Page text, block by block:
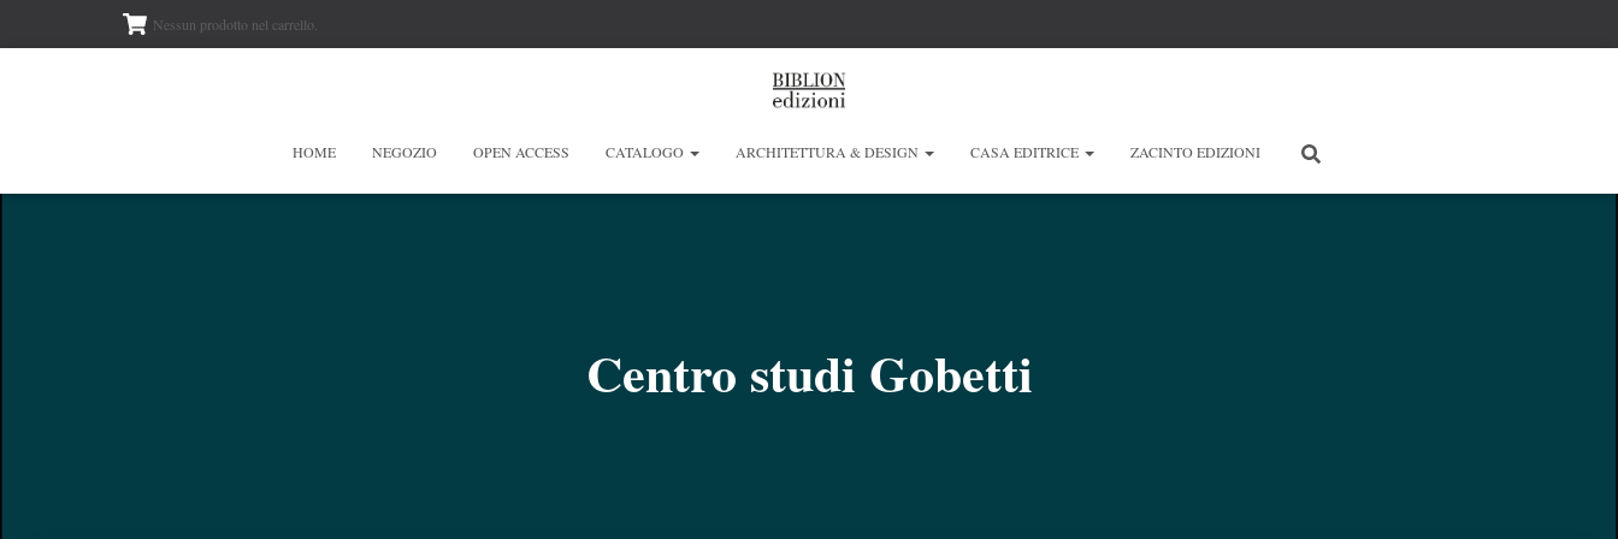
Nessun prodotto nel carrello.
HOME NEGOZIO OPEN ACCESS CATALOGO ARCHITETTURA & DESIGN CASA EDITRICE ZACINTO EDIZIONI
Centro studi Gobetti